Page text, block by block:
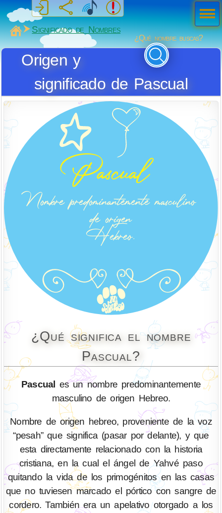
MiSabueso
Significado de Nombres
¿Qué nombre buscas?
Origen y
significado de Pascual
¿Qué significa el nombre
Pascual?
Pascual es un nombre predominantemente
masculino de origen Hebreo.
Nombre de origen hebreo, proveniente de la voz
“pesah” que significa (pasar por delante), y que
esta directamente relacionado con la historia
cristiana, en la cual el ángel de Yahvé paso
quitando la vida de los primogénitos en las casas
que no tuviesen marcado el pórtico con sangre de
cordero. También era un apelativo otorgado a los
Men
ú